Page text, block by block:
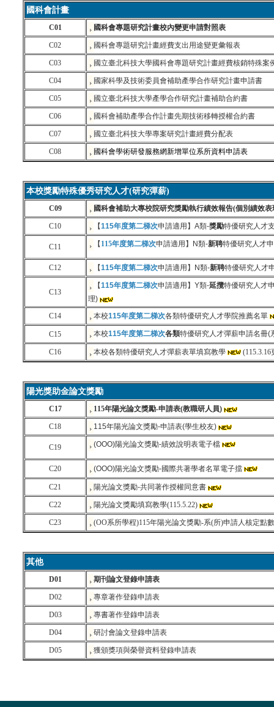
國科會計畫
C01 國科會專題研究計畫校內變更申請對照表
C02 國科會專題研究計畫經費支出用途變更彙報表
C03 國立臺北科技大學國科會專題研究計畫經費核銷特殊案
C04 國家科學及技術委員會補助產學合作研究計畫申請書
C05 國立臺北科技大學產學合作研究計畫補助合約書
C06 國科會補助產學合作計畫先期技術移轉授權合約書
C07 國立臺北科技大學專案研究計畫經費分配表
C08 國科會學術研發服務網新增單位系所資料申請表
本校獎勵特殊優秀研究人才(研究彈薪)
C09 國科會補助大專校院研究獎勵執行績效報告(個別績效
C10 【115年度第二梯次申請適用】A類-獎勵特優研究人才
C11 【115年度第二梯次申請適用】N類-新聘特優研究人才
C12 【115年度第二梯次申請適用】N類-新聘特優研究人才
C13
【115年度第二梯次申請適用】Y類-延攬特優研究人才
理)
C14
本校115年度第二梯次各類特優研究人才學院推薦名單
C15 本校115年度第二梯次各類特優研究人才彈薪申請名冊(
C16 本校各類特優研究人才彈薪表單填寫教學
陽光獎助金論文獎勵
C17 115年陽光論文獎勵-申請表(教職研人員)
C18 115年陽光論文獎勵-申請表(學生校友)
C19 (OOO)陽光論文獎勵-績效說明表電子檔
C20 (OOO)陽光論文獎勵-國際共著學者名單電子擋
C21 陽光論文獎勵-共同著作授權同意書
C22 陽光論文獎勵填寫教學(115.5.22)
C23 (OO系所學程)115年陽光論文獎勵-系(所)申請人核定點
其他
D01 期刊論文登錄申請表
D02 專章著作登錄申請表
D03 專書著作登錄申請表
D04 研討會論文登錄申請表
D05 獲頒獎項與榮譽資料登錄申請表